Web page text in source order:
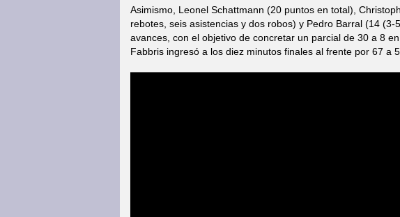
Asimismo, Leonel Schattmann (20 puntos en total),
rebotes, seis asistencias y dos robos) y Pedro Barral (14
avances, con el objetivo de concretar un parcial de 30 a 8
Fabbris ingresó a los diez minutos finales al frente por 67 a